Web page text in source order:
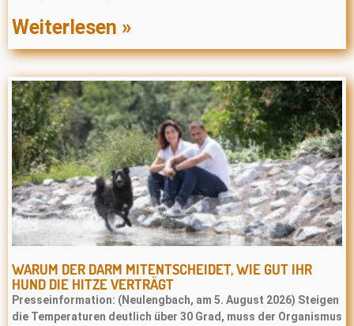
Weiterlesen »
WARUM DER DARM MITENTSCHEIDET, WIE GUT IHR
HUND DIE HITZE VERTRÄGT
Presseinformation: (Neulengbach, am 5. August 2026) Steigen
die Temperaturen deutlich über 30 Grad, muss der Organismus